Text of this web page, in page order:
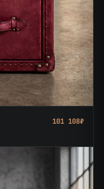
101 108₽